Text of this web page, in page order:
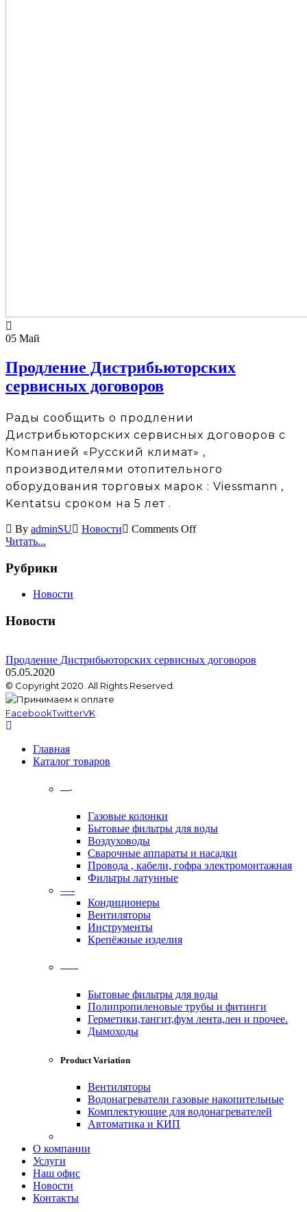
05 Май
Продление Дистрибьюторских
сервисных договоров
Рады сообщить о продлении
Дистрибьюторских сервисных договоров с
Компанией «Русский климат» ,
производителями отопительного
оборудования торговых марок : Viessmann ,
Kentatsu сроком на 5 лет .
By adminSU Новости
Comments Off
Читать...
Рубрики
Новости
Новости
Продление Дистрибьюторских сервисных договоров
05.05.2020
© Copyright 2020. All Rights Reserved.
FacebookTwitterVK
Главная
Каталог товаров
—-
Газовые колонки
Бытовые фильтры для воды
Воздуховоды
Сварочные аппараты и насадки
Провода , кабели, гофра электромонтажная
Фильтры латунные
—-
Кондиционеры
Вентиляторы
Инструменты
Крепёжные изделия
——
Бытовые фильтры для воды
Полипропиленовые трубы и фитинги
Герметики,тангит,фум лента,лен и прочее.
Дымоходы
Product Variation
Вентиляторы
Водонагреватели газовые накопительные
Комплектующие для водонагревателей
Автоматика и КИП
О компании
Услуги
Наш офис
Новости
Контакты